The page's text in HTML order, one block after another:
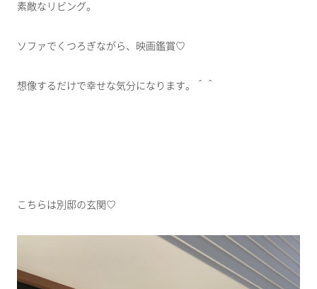
素敵なリビング。
ソファでくつろぎながら、映画鑑賞♡
想像するだけで幸せな気分になります。＾＾
こちらは別邸の玄関♡